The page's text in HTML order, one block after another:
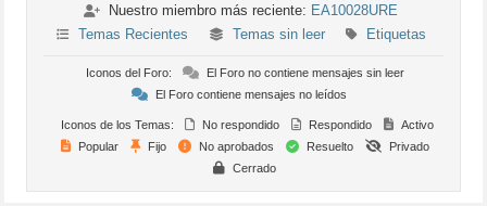
Nuestro miembro más reciente: EA10028URE
Temas Recientes
Temas sin leer Etiquetas
Iconos del Foro:
El Foro no contiene mensajes sin leer
El Foro contiene mensajes no leídos
Iconos de los Temas: No respondido Respondido
Activo
Popular
Fijo No aprobados Resuelto
Privado
Cerrado